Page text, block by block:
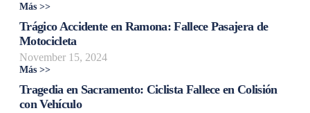
Más >>
Trágico Accidente en Ramona: Fallece Pasajera de
Motocicleta
November 15, 2024
Más >>
Tragedia en Sacramento: Ciclista Fallece en Colisión
con Vehículo